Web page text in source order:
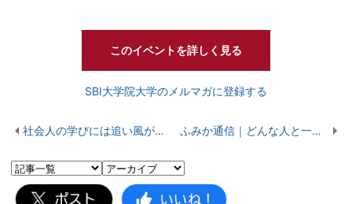
このイベントを詳しく見る
SBI大学院大学のメルマガに登録する
社会人の学びには追い風が吹いている ふみか通信｜どんな人と一緒に受講するの？